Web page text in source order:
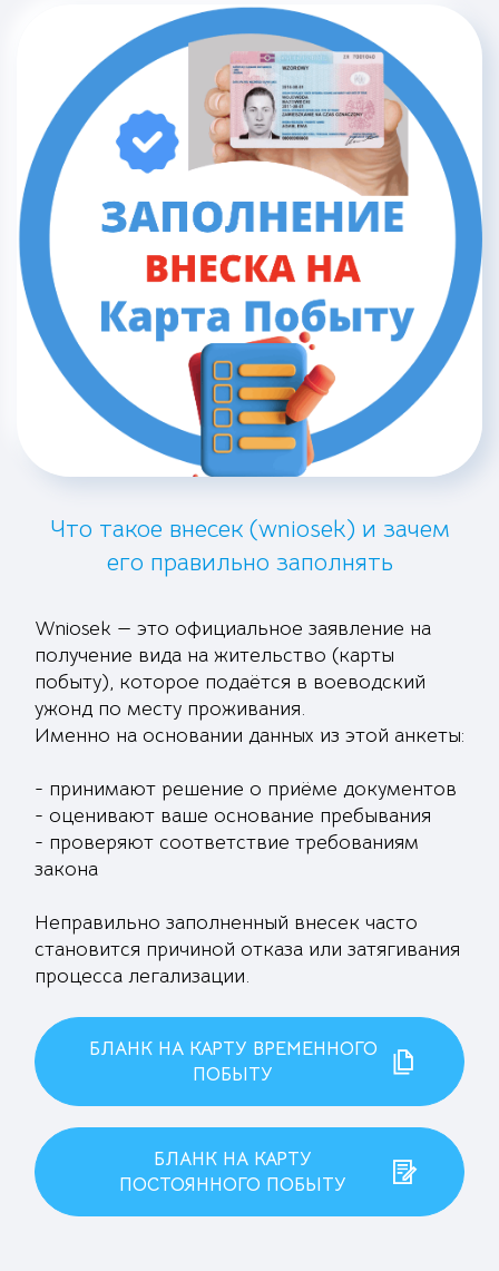
Что такое внесек (wniosek) и зачем
его правильно заполнять
Wniosek — это официальное заявление на
получение вида на жительство (карты
побыту), которое подаётся в воеводский
ужонд по месту проживания.
Именно на основании данных из этой анкеты:
- принимают решение о приёме документов
- оценивают ваше основание пребывания
- проверяют соответствие требованиям
закона
Неправильно заполненный внесек часто
становится причиной отказа или затягивания
процесса легализации.
БЛАНК НА КАРТУ ВРЕМЕННОГО
ПОБЫТУ
БЛАНК НА КАРТУ
ПОСТОЯННОГО ПОБЫТУ